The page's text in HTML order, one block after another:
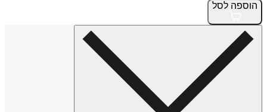
הוספה לסל